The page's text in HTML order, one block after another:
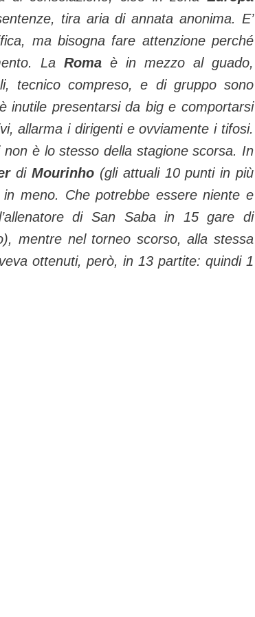
tira aria di annata anonima. E’
ma bisogna fare attenzione perché
LaRomaè in mezzo al guado,
tecnico compreso, e di gruppo sono
inutile presentarsi da big e comportarsi
allarma i dirigenti e ovviamente i tifosi.
non è lo stesso della stagione scorsa. In
diMourinho (gli attuali 10 punti in più
meno. Che potrebbe essere niente e
di San Saba in 15 gare di
mentre nel torneo scorso, alla stessa
ottenuti, però, in 13 partite: quindi 1